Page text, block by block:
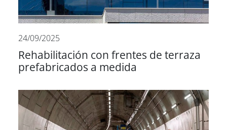
24/09/2025
Rehabilitación con frentes de terraza
prefabricados a medida